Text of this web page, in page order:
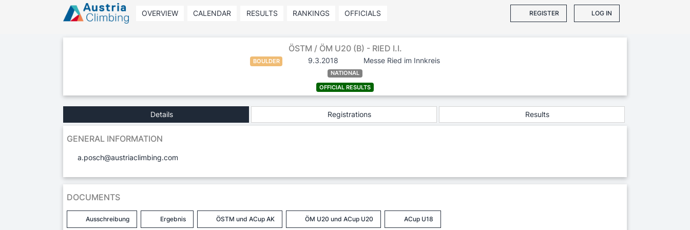
OVERVIEW CALENDAR RESULTS RANKINGS OFFICIALS REGISTER LOG IN
ÖSTM / ÖM U20 (B) - RIED I.I.
BOULDER 9.3.2018 Messe Ried im Innkreis
NATIONAL
OFFICIAL RESULTS
Details Registrations Results
GENERAL INFORMATION
a.posch@austriaclimbing.com
DOCUMENTS
Ausschreibung Ergebnis ÖSTM und ACup AK ÖM U20 und ACup U20 ACup U18